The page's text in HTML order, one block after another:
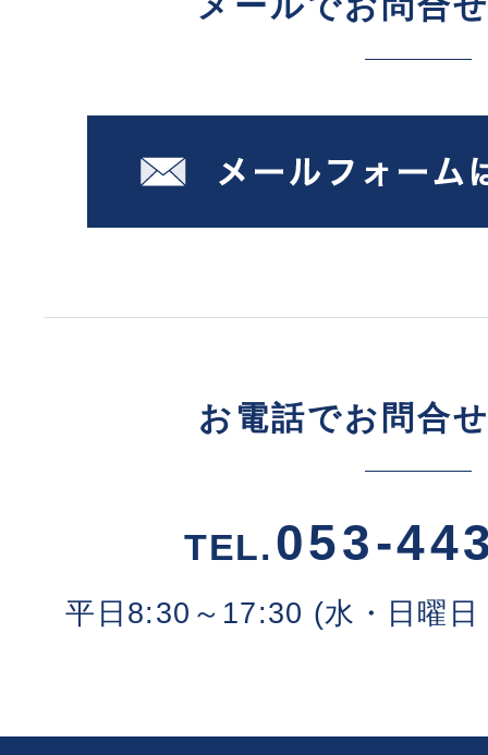
お電話でお問合
TEL.053-
平日8:30～17:30 (水・日曜